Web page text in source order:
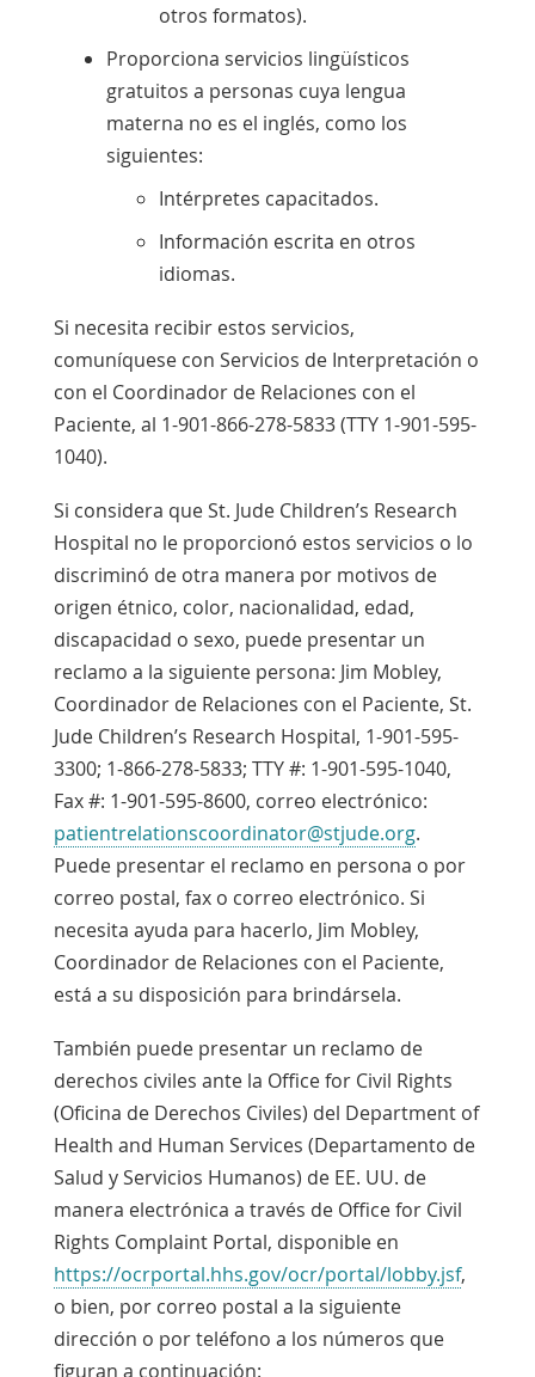
otros formatos).
Proporciona servicios lingüísticos
gratuitos a personas cuya lengua
materna no es el inglés, como los
siguientes:
Intérpretes capacitados.
Información escrita en otros
idiomas.
Si necesita recibir estos servicios,
comuníquese con Servicios de Interpretación o
con el Coordinador de Relaciones con el
Paciente, al 1-901-866-278-5833 (TTY 1-901-595-
1040).
Si considera que St. Jude Children’s Research
Hospital no le proporcionó estos servicios o lo
discriminó de otra manera por motivos de
origen étnico, color, nacionalidad, edad,
discapacidad o sexo, puede presentar un
reclamo a la siguiente persona: Jim Mobley,
Coordinador de Relaciones con el Paciente, St.
Jude Children’s Research Hospital, 1-901-595-
3300; 1-866-278-5833; TTY #: 1-901-595-1040,
Fax #: 1-901-595-8600, correo electrónico:
patientrelationscoordinator@stjude.org.
Puede presentar el reclamo en persona o por
correo postal, fax o correo electrónico. Si
necesita ayuda para hacerlo, Jim Mobley,
Coordinador de Relaciones con el Paciente,
está a su disposición para brindársela.
También puede presentar un reclamo de
derechos civiles ante la Office for Civil Rights
(Oficina de Derechos Civiles) del Department of
Health and Human Services (Departamento de
Salud y Servicios Humanos) de EE. UU. de
manera electrónica a través de Office for Civil
Rights Complaint Portal, disponible en
https://ocrportal.hhs.gov/ocr/portal/lobby.jsfLink
,
o bien, por correo postal a la siguiente
dirección o por teléfono a los números que
figuran a continuación: